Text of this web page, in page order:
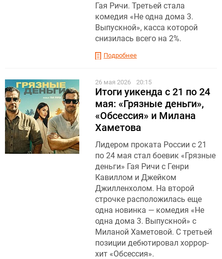
Гая Ричи. Третьей стала
комедия «Не одна дома 3.
Выпускной», касса которой
снизилась всего на 2%.
Подробнее
26 мая 2026 20:15
Итоги уикенда с 21 по 24
мая: «Грязные деньги»,
«Обсессия» и Милана
Хаметова
Лидером проката России с 21
по 24 мая стал боевик «Грязные
деньги» Гая Ричи с Генри
Кавиллом и Джейком
Джилленхолом. На второй
строчке расположилась еще
одна новинка — комедия «Не
одна дома 3. Выпускной» с
Миланой Хаметовой. С третьей
позиции дебютировал хоррор-
хит «Обсессия».